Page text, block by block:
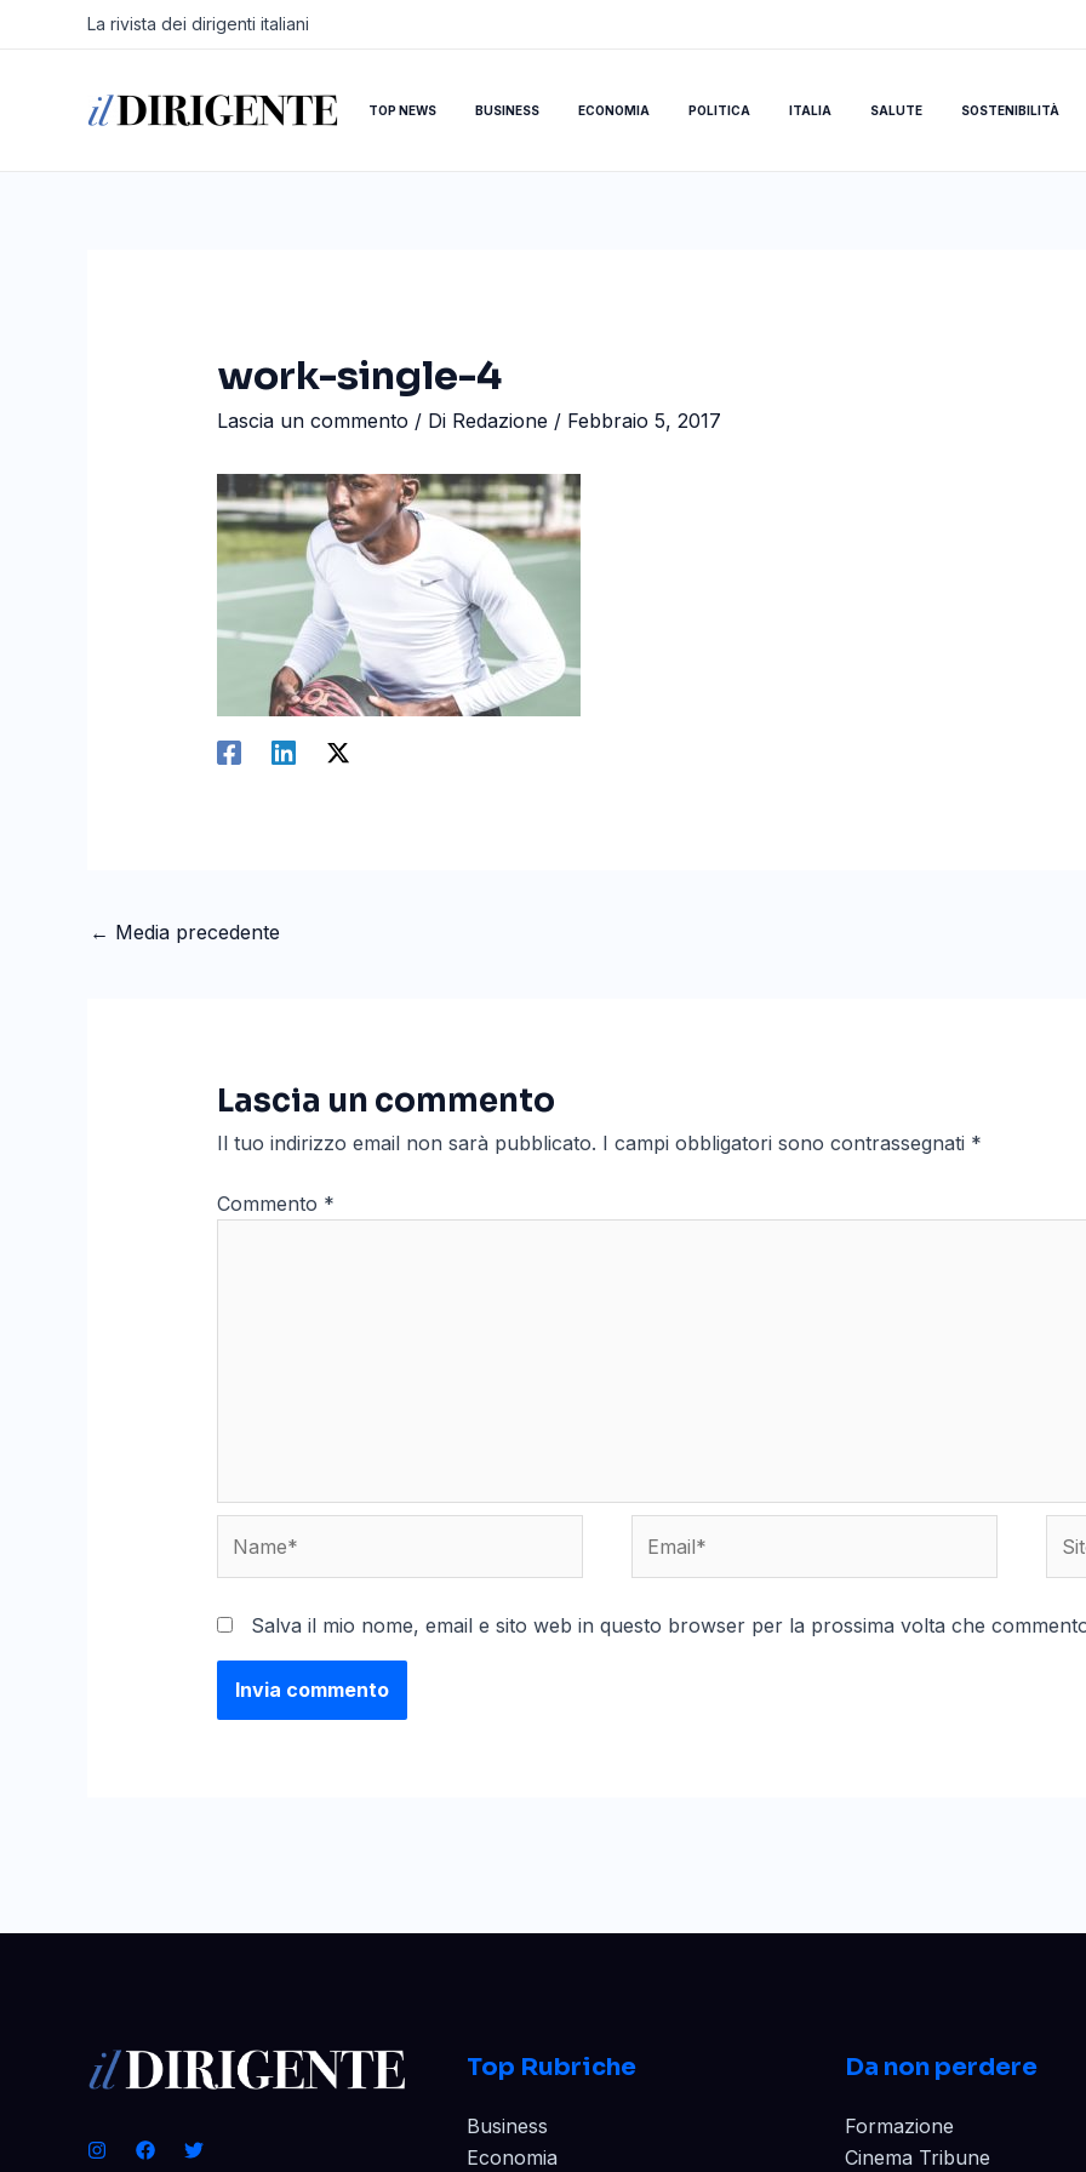
La rivista dei dirigenti italiani
TOP NEWS BUSINESS ECONOMIA POLITICA ITALIA SALUTE SOSTENIBILITÀ
work-single-4
Lascia un commento / Di Redazione / Febbraio 5, 2017
Navigazione
← Media precedente
Lascia un commento
Il tuo indirizzo email non sarà pubblicato. I campi obbligatori sono contrassegnati *
Commento *
web
Salva il mio nome, email e sito web in questo browser per la prossima volta che
Top Rubriche
Business
Economia
Da non perdere
Formazione
Cinema Tribune